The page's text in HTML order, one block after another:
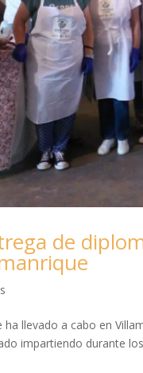
de
llevado a cabo en
impartiendo durante